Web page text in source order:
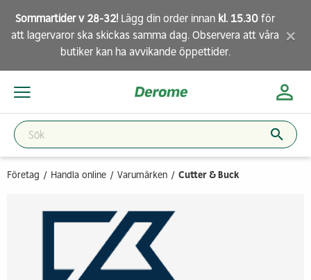
Sommartider v 28-32! Lägg din order innan kl. 15.30 för
att lagervaror ska skickas samma dag. Observera att våra
butikerkan ha avvikande öppettider. ×
Företag Handla online Varumärken Cutter & Buck